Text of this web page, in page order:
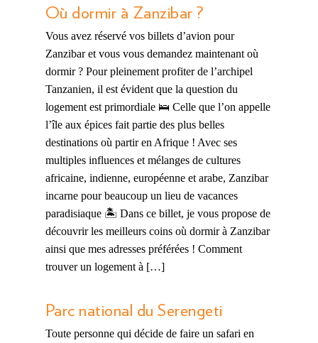
Où dormir à Zanzibar ?
Vous avez réservé vos billets d’avion pour
Zanzibar et vous vous demandez maintenant où
dormir ? Pour pleinement profiter de l’archipel
Tanzanien, il est évident que la question du
logement est primordiale 🛌 Celle que l’on appelle
l’île aux épices fait partie des plus belles
destinations où partir en Afrique ! Avec ses
multiples influences et mélanges de cultures
africaine, indienne, européenne et arabe, Zanzibar
incarne pour beaucoup un lieu de vacances
paradisiaque 🏝️ Dans ce billet, je vous propose de
découvrir les meilleurs coins où dormir à Zanzibar
ainsi que mes adresses préférées ! Comment
trouver un logement à […]
Parc national du Serengeti
Toute personne qui décide de faire un safari en